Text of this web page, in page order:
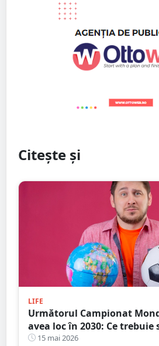
Citește și
LIFE
Următorul Campionat
avea loc în 2030: Ce trebuie
de acum?
15 mai 2026